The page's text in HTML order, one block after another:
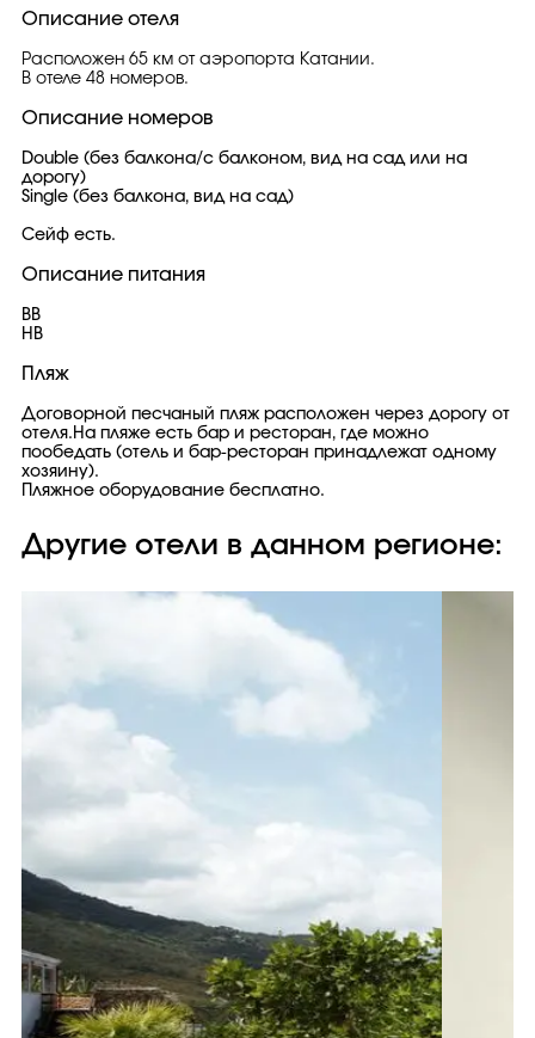
Описание отеля
Расположен 65 км от аэропорта Катании.
В отеле 48 номеров.
Описание номеров
Double (без балкона/с балконом, вид на сад или на
дорогу)
Single (без балкона, вид на сад)
Сейф есть.
Описание питания
BB
HB
Пляж
Договорной песчаный пляж расположен через дорогу от
отеля.На пляже есть бар и ресторан, где можно
пообедать (отель и бар-ресторан принадлежат одному
хозяину).
Пляжное оборудование бесплатно.
Другие отели в данном регионе: